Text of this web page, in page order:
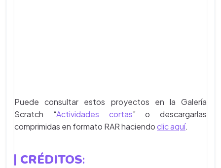
Puede consultar estos proyectos en la Galería
Scratch “Actividades cortas” o descargarlas
comprimidas en formato RAR haciendoclic aquí.
CRÉDITOS: